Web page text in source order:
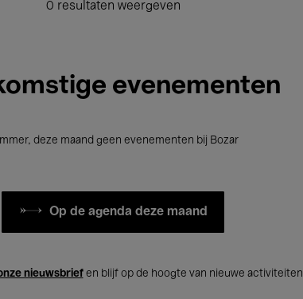
0 resultaten weergeven
evenementen
deze maand geen evenementen bij Bozar
Op de agenda deze maand
nieuwsbriefen blijf op de hoogte van nieuwe activiteiten